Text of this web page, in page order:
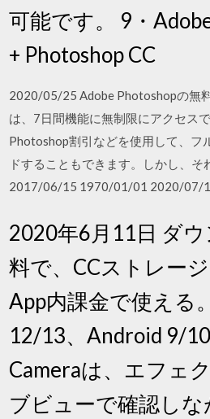
可能です。 9・
+ Photoshop CC
2020/05/25 Adobe Photoshopの無
は、7日間機能に無制限にアクセス
Photoshop割引などを使用して、フ
ドすることもできます。しかし、そ
2017/06/15 1970/01/01 2020/07/
2020年6月11日 ダ
料で、CCストレー
App内課金で使える
12/13、Android 9/
Cameraは、エフェ
ブビューで確認し